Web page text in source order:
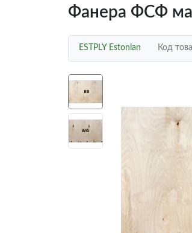
Фанера ФСФ
ESTPLY Estonian Код